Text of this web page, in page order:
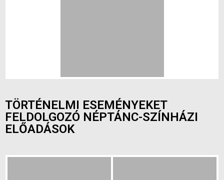
TÖRTÉNELMI ESEMÉNYEKET
FELDOLGOZÓ NÉPTÁNC-SZÍNHÁZI
ELŐADÁSOK